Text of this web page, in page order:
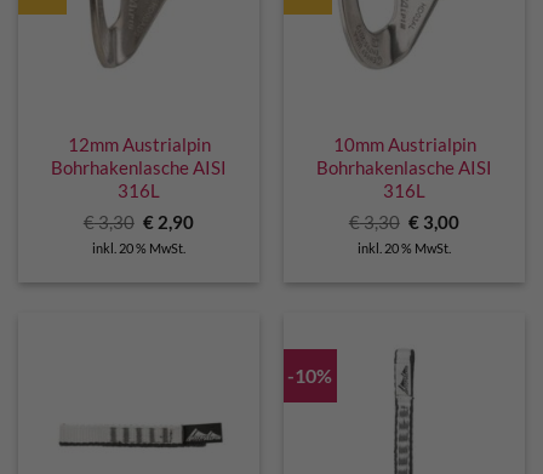
12mm Austrialpin
Bohrhakenlasche AISI
316L
€3,30 Ursprünglicher
Preis
war:
€ 2,90Aktueller
inkl. 20 % MwSt.
10mm Austrialpin
Bohrhakenlasche AISI
316L
€3,30 Ursprünglicher
Preis
war:
€ 3,00Aktueller
inkl. 20 % MwSt.
-10%